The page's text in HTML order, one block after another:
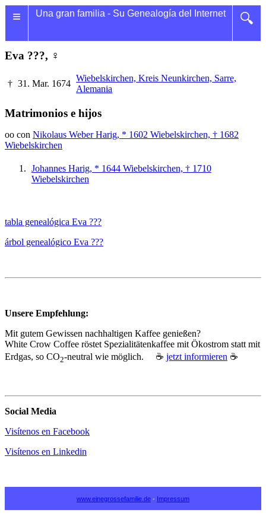
≡ 🔍
Una gran familia - Su Genealogía del Internet
Eva ???, ♀
† 31. Mar. 1674
Wiebelskirchen, Kreis Neunkirchen, Sarre,
Alemania
Matrimonios e hijos
oo con Nikolaus Weber Harig, * 1602 Wiebelskirchen, † 1682
Wiebelskirchen
Johannes Harig, * 1644 Wiebelskirchen, † 1710
Wiebelskirchen
tabla genealógica Eva ???
árbol genealógico Eva ???
Unsere Empfehlung:
Mit gutem Gewissen nachhaltigen Kaffee genießen?
White Crow Coffee röstet Spezialitätenkaffee mit Ökostrom statt mit
Erdgas, so CO2‑neutral wie möglich. ☕ jetzt informieren ☕
Social Media
Visítenos en Facebook
Visítenos en Linkedin
www.einegrossefamilie.de - Impressum